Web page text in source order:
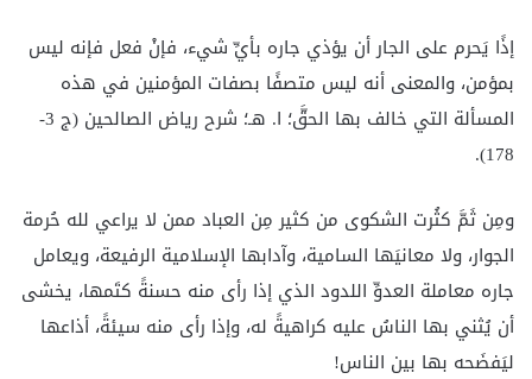
إذًا يَحرم على الجار أن يؤذي جاره بأيِّ شيء، فإنْ فعل فإنه ليس
بمؤمن، والمعنى أنه ليس متصفًا بصفات المؤمنين في هذه
المسألة التي خالف بها الحقَّ؛ ا. هـ؛ شرح رياض الصالحين (ج 3-
178).
ومِن ثَمَّ كثُرت الشكوى من كثير مِن العباد ممن لا يراعي لله حُرمة
الجوار، ولا معانيَها السامية، وآدابها الإسلامية الرفيعة، ويعامل
جاره معاملة العدوِّ اللدود الذي إذا رأى منه حسنةً كتَمها، يخشى
أن يُثني بها الناسُ عليه كراهيةً له، وإذا رأى منه سيئةً، أذاعها
ليَفضَحه بها بين الناس!